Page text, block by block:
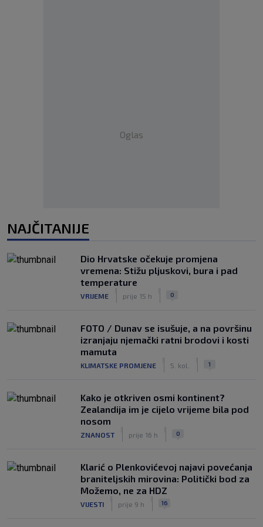
Oglas
NAJČITANIJE
Dio Hrvatske očekuje promjena
vremena: Stižu pljuskovi, bura i pad
temperature
VRIJEME prije 15 h 0
FOTO / Dunav se isušuje, a na površinu
izranjaju njemački ratni brodovi i kosti
mamuta
KLIMATSKE PROMJENE 5. kol. 1
Kako je otkriven osmi kontinent?
Zealandija im je cijelo vrijeme bila pod
nosom
ZNANOST prije 16 h 0
Klarić o Plenkovićevoj najavi povećanja
braniteljskih mirovina: Politički bod za
Možemo, ne za HDZ
VIJESTI prije 9 h 16